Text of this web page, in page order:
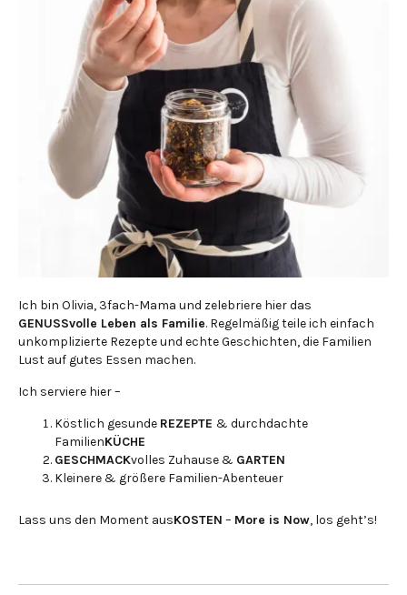
Ich bin Olivia, 3fach-Mama und zelebriere hier das
GENUSSvolle Leben als Familie. Regelmäßig teile ich einfach
unkomplizierte Rezepte und echte Geschichten, die Familien
Lust auf gutes Essen machen.
Ich serviere hier –
Köstlich gesunde REZEPTE & durchdachte
FamilienKÜCHE
GESCHMACKvolles Zuhause & GARTEN
Kleinere & größere Familien-Abenteuer
Lass uns den Moment ausKOSTEN – More is Now, los geht’s!